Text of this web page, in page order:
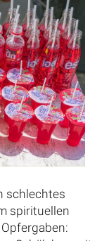
schlechtes
spirituellen